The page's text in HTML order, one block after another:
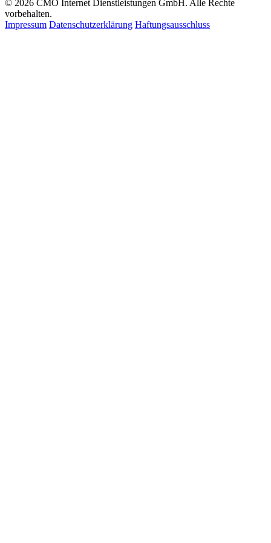
© 2026 CMO Internet Dienstleistungen GmbH. Alle Rechte
vorbehalten.
Impressum Datenschutzerklärung Haftungsausschluss